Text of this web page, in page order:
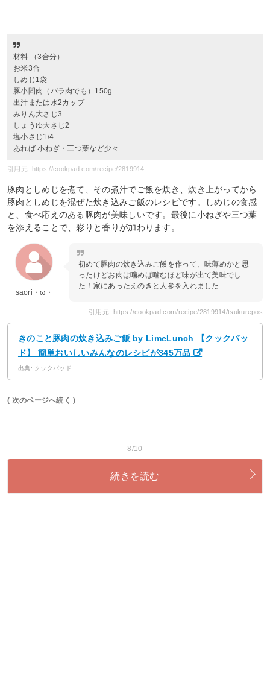
材料 （3合分）
お米3合
しめじ1袋
豚小間肉（バラ肉でも）150g
出汁または水2カップ
みりん大さじ3
しょうゆ大さじ2
塩小さじ1/4
あれば 小ねぎ・三つ葉など少々
引用元: https://cookpad.com/recipe/2819914
豚肉としめじを煮て、その煮汁でご飯を炊き、炊き上がってから
豚肉としめじを混ぜた炊き込みご飯のレシピです。しめじの食感
と、食べ応えのある豚肉が美味しいです。最後に小ねぎや三つ葉
を添えることで、彩りと香りが加わります。
saori・ω・
初めて豚肉の炊き込みご飯を作って、味薄めかと思
ったけどお肉は噛めば噛むほど味が出て美味でし
た！家にあったえのきと人参を入れました
引用元: https://cookpad.com/recipe/2819914/tsukurepos
きのこと豚肉の炊き込みご飯 by LimeLunch 【クックパッ
ド】 簡単おいしいみんなのレシピが345万品
出典: クックパッド
( 次のページへ続く )
8/10
続きを読む